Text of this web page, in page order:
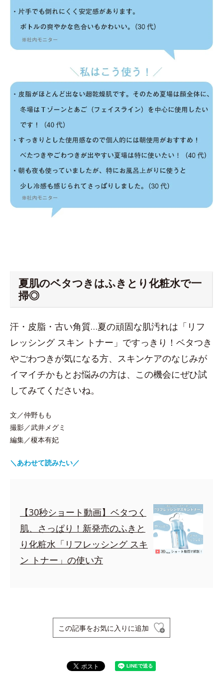
夏肌のベタつきはふきとり化粧水で一
掃◎
汗・皮脂・古い角質…夏の頑固な肌汚れは「リフ
レッシング スキン トナー」ですっきり！ベタつき
やごわつきが気になる方、スキンケアのなじみが
イマイチかもとお悩みの方は、この機会にぜひ試
してみてくださいね。
文／仲野もも
撮影／武井メグミ
編集／榎本有妃
＼あわせて読みたい／
【30秒ショート動画】ベタつく
肌、さっぱり！新発売のふきと
り化粧水「リフレッシング スキ
ン トナー」の使い方
この記事をお気に入りに追加